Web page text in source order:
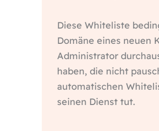
Diese Whiteliste
Domäne eines neuen
Administrator
haben, die nicht
automatischen
seinen Dienst tut.